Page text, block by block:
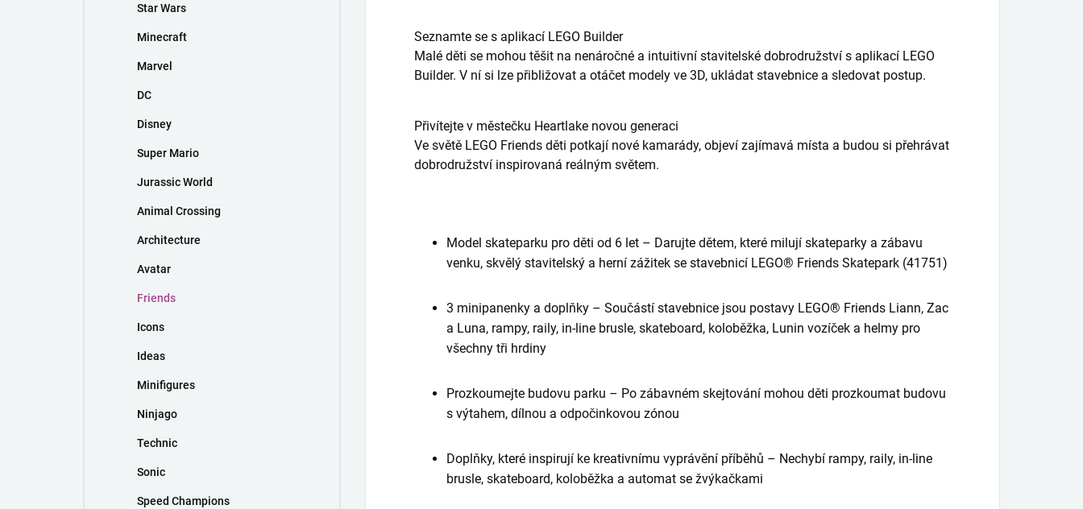
Star Wars
Minecraft
Marvel
DC
Disney
Super Mario
Jurassic World
Animal Crossing
Architecture
Avatar
Friends
Icons
Ideas
Minifigures
Ninjago
Technic
Sonic
Speed Champions
Seznamte se s aplikací LEGO Builder
Malé děti se mohou těšit na nenáročné a intuitivní stavitelské dobrodružství s aplikací LEGO
Builder. V ní si lze přibližovat a otáčet modely ve 3D, ukládat stavebnice a sledovat postup.
Přivítejte v městečku Heartlake novou generaci
Ve světě LEGO Friends děti potkají nové kamarády, objeví zajímavá místa a budou si přehrávat
dobrodružství inspirovaná reálným světem.
Model skateparku pro děti od 6 let – Darujte dětem, které milují skateparky a zábavu
venku, skvělý stavitelský a herní zážitek se stavebnicí LEGO® Friends Skatepark (41751)
3 minipanenky a doplňky – Součástí stavebnice jsou postavy LEGO® Friends Liann, Zac
a Luna, rampy, raily, in-line brusle, skateboard, koloběžka, Lunin vozíček a helmy pro
všechny tři hrdiny
Prozkoumejte budovu parku – Po zábavném skejtování mohou děti prozkoumat budovu
s výtahem, dílnou a odpočinkovou zónou
Doplňky, které inspirují ke kreativnímu vyprávění příběhů – Nechybí rampy, raily, in-line
brusle, skateboard, koloběžka a automat se žvýkačkami